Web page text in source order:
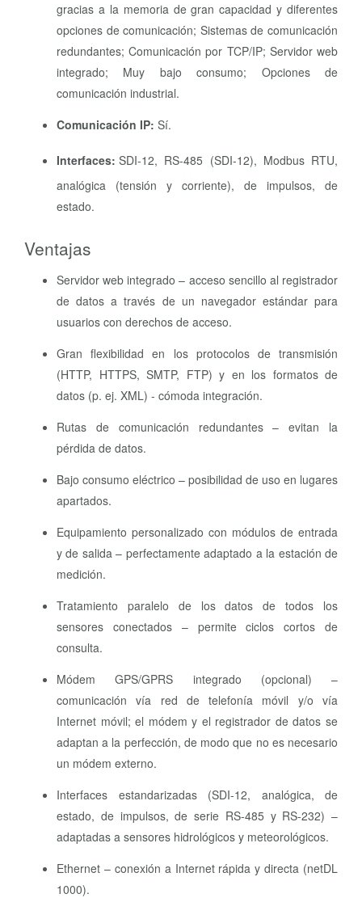
gracias a la memoria de gran capacidad y diferentes
opciones de comunicación; Sistemas de comunicación
redundantes; Comunicación por TCP/IP; Servidor web
integrado; Muy bajo consumo; Opciones de
comunicación industrial.
Comunicación IP: Sí.
Interfaces: SDI-12, RS-485 (SDI-12), Modbus RTU,
analógica (tensión y corriente), de impulsos, de
estado.
Ventajas
Servidor web integrado – acceso sencillo al registrador
de datos a través de un navegador estándar para
usuarios con derechos de acceso.
Gran flexibilidad en los protocolos de transmisión
(HTTP, HTTPS, SMTP, FTP) y en los formatos de
datos (p. ej. XML) - cómoda integración.
Rutas de comunicación redundantes – evitan la
pérdida de datos.
Bajo consumo eléctrico – posibilidad de uso en lugares
apartados.
Equipamiento personalizado con módulos de entrada
y de salida – perfectamente adaptado a la estación de
medición.
Tratamiento paralelo de los datos de todos los
sensores conectados – permite ciclos cortos de
consulta.
Módem GPS/GPRS integrado (opcional) –
comunicación vía red de telefonía móvil y/o vía
Internet móvil; el módem y el registrador de datos se
adaptan a la perfección, de modo que no es necesario
un módem externo.
Interfaces estandarizadas (SDI-12, analógica, de
estado, de impulsos, de serie RS-485 y RS-232) –
adaptadas a sensores hidrológicos y meteorológicos.
Ethernet – conexión a Internet rápida y directa (netDL
1000).